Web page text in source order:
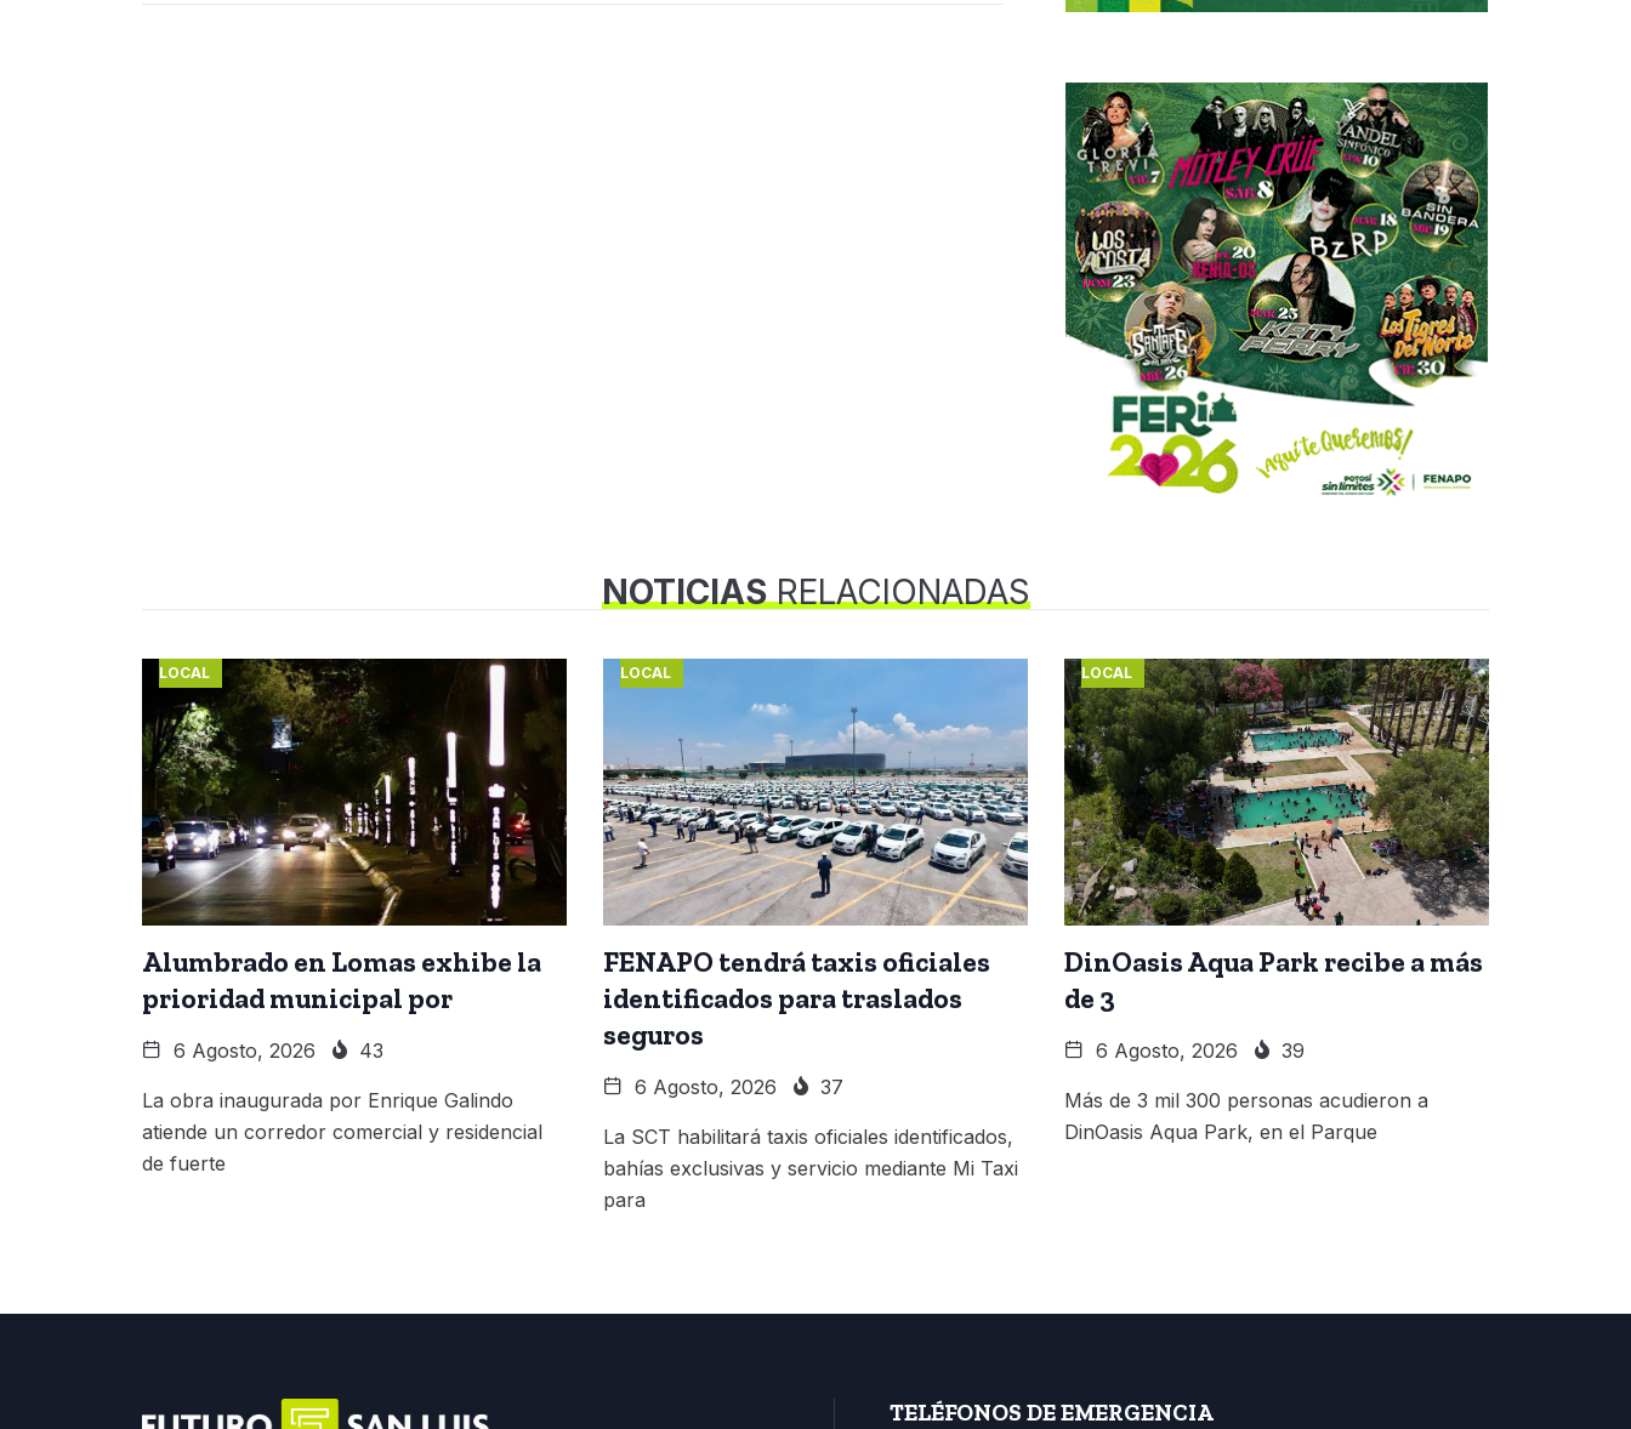
NOTICIASRELACIONADAS
LOCAL
Alumbrado en Lomas exhibe la
prioridad municipal por
6 Agosto, 2026 43
La obra inaugurada por Enrique Galindo
atiende un corredor comercial y residencial
de fuerte
LOCAL
FENAPO tendrá taxis oficiales
identificados para traslados
seguros
6 Agosto, 2026 37
La SCT habilitará taxis oficiales identificados,
bahías exclusivas y servicio mediante Mi Taxi
para
LOCAL
DinOasis Aqua Park recibe a más
de 3
6 Agosto, 2026 39
Más de 3 mil 300 personas acudieron a
DinOasis Aqua Park, en el Parque
TELÉFONOS DE EMERGENCIA